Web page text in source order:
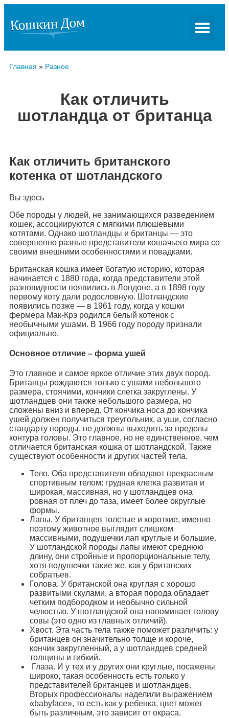
Главная » Разное
Как отличить
шотландца от британца
Как отличить британского
котенка от шотландского
Вы здесь
Обе породы у людей, не занимающихся разведением
кошек, ассоциируются с мягкими плюшевыми
котятами. Однако шотландцы и британцы — это
совершенно разные представители кошачьего мира со
своими внешними особенностями и повадками.
Британская кошка имеет богатую историю, которая
начинается с 1880 года, когда представители этой
разновидности появились в Лондоне, а в 1898 году
первому коту дали родословную. Шотландские
появились позже — в 1961 году, когда у кошки
фермера Мак-Крэ родился белый котенок с
необычными ушами. В 1966 году породу признали
официально.
Основное отличие – форма ушей
Это главное и самое яркое отличие этих двух пород.
Британцы рождаются только с ушами небольшого
размера, стоячими, кончики слегка закруглены. У
шотландцев они также небольшого размера, но
сложены вниз и вперед. От кончика носа до кончика
ушей должен получиться треугольник, а уши, согласно
стандарту породы, не должны выходить за пределы
контура головы. Это главное, но не единственное, чем
отличается британская кошка от шотландской. Также
существуют особенности и других частей тела.
Тело. Оба представителя обладают прекрасным
спортивным телом: грудная клетка развитая и
широкая, массивная, но у шотландцев она
ровная от плеч до таза, имеет более округлые
формы.
Лапы. У британцев толстые и короткие, именно
поэтому животное выглядит слишком
массивными, подушечки лап круглые и большие.
У шотландской породы лапы имеют среднюю
длину, они стройные и пропорциональные телу,
хотя подушечки такие же, как у британских
собратьев.
Голова. У британской она круглая с хорошо
развитыми скулами, а вторая порода обладает
четким подбородком и необычно сильной
челюстью. У шотландской она напоминает голову
совы (это одно из главных отличий).
Хвост. Эта часть тела также поможет различить: у
британцев он значительно толще и короче,
кончик закругленный, а у шотландцев средней
толщины и гибкий.
Глаза. И у тех и у других они круглые, посажены
широко, такая особенность есть только у
представителей британцев и шотландцев.
Вторых профессионалы наделили выражением
«babyface», то есть как у ребенка, цвет может
быть различным, это зависит от окраса.